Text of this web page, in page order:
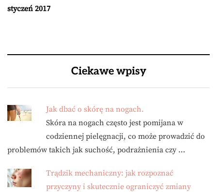
styczeń 2017
Ciekawe wpisy
Jak dbać o skórę na nogach.
Skóra na nogach często jest pomijana w
codziennej pielęgnacji, co może prowadzić do
problemów takich jak suchość, podrażnienia czy …
Trądzik mechaniczny: jak rozpoznać
przyczyny i skutecznie ograniczyć zmiany